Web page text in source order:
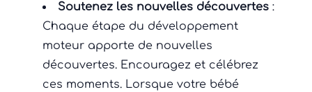
Soutenez les nouvelles découvertes:
Chaque étape du développement
moteur apporte de nouvelles
découvertes. Encouragez et célébrez
ces moments. Lorsque votre bébé